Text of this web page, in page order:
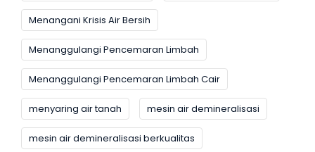
Menangani Krisis Air Bersih
Menanggulangi Pencemaran Limbah
Menanggulangi Pencemaran Limbah Cair
menyaring air tanah mesin air demineralisasi
mesin air demineralisasi berkualitas